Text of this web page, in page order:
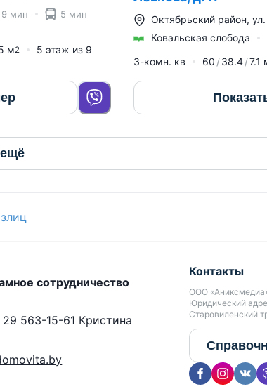
9 мин 5 мин
м2 5 этаж из 9
Октябрьский район,
Ковальская слобода
3-комн. кв 60 38.4 7.1
сотрудничество
563-15-61 Кристина
Контакты
ООО
Юридический
Старовиленский